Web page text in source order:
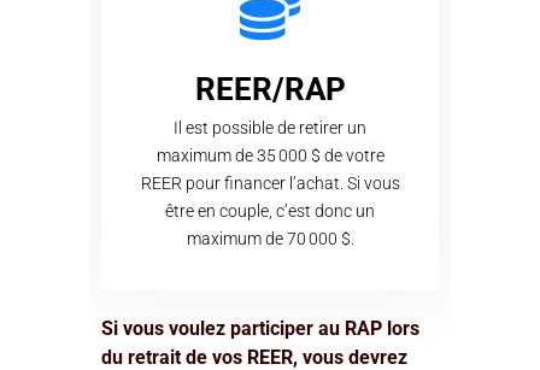
REER/RAP
Il est possible de retirer un
maximum de 35 000 $ de votre
REER pour financer l’achat. Si vous
être en couple, c’est donc un
maximum de 70 000 $.
Si vous voulez participer au RAP lors
du retrait de vos REER, vous devrez